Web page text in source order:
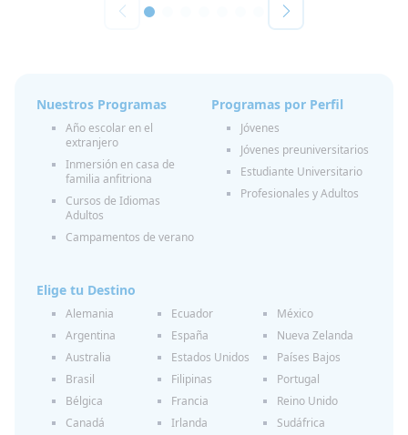
Nuestros Programas
Año escolar en el
extranjero
Inmersión en casa de
familia anfitriona
Cursos de Idiomas
Adultos
Campamentos de verano
Programas por Perfil
Jóvenes
Jóvenes preuniversitarios
Estudiante Universitario
Profesionales y Adultos
Elige tu Destino
Alemania
Argentina
Australia
Brasil
Bélgica
Canadá
Ecuador
España
Estados Unidos
Filipinas
Francia
Irlanda
México
Nueva Zelanda
Países Bajos
Portugal
Reino Unido
Sudáfrica